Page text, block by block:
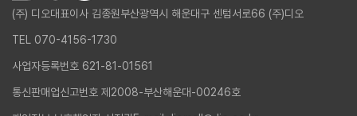
(주) 디오대표이사 김종원부산광역시 해운대구 센텀서로66 (주)디오
TEL 070-4156-1730
사업자등록번호 621-81-01561
통신판매업신고번호 제2008-부산해운대-00246호